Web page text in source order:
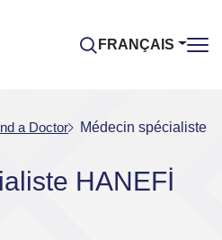
FRANÇAIS
a Doctor Médecin spécialiste
HANEFİ